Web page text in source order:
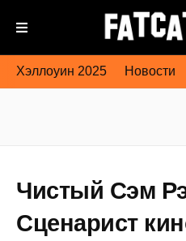
Хэллоуин 2025 Новости
Чистый Сэм
Сценарист